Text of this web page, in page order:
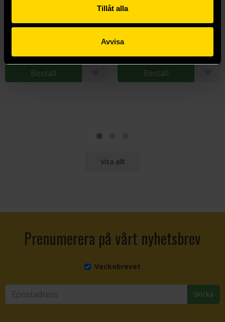
Tillåt alla
Avvisa
Dice
Beställ
Dice
179 kr
Beställ
Visa allt
Prenumerera på vårt nyhetsbrev
Veckobrevet
Skicka